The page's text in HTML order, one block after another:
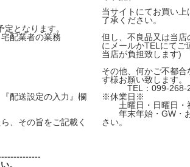
となります。
配業者の業務
配送設定の入力』欄
、その旨をご記載く
。
当サイトにてお買い
了承ください。
但し、不良品又は当
にメールかTELにてご
当店が負担致します)
その他、何かご不都
す様お願い致します。
TEL：099-268-
※休業日※
土曜日・日曜日・
年末年始・GW・お
さい。